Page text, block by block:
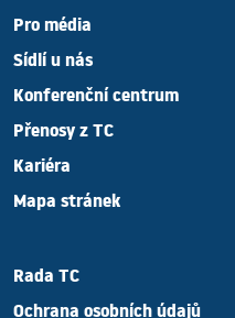
Pro média
Sídlí u nás
Konferenční centrum
Přenosy z TC
Kariéra
Mapa stránek
Rada TC